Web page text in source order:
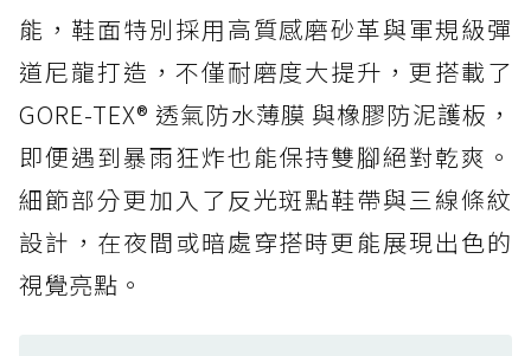
頂
防水鞋推薦 6. HOKA Stinson Evo GTX：越野
復刻厚底，GORE-TEX 防水與增高神器一次滿
防水鞋推薦 7. Timberland Motion Access：
黃靴同級頂級防水，輕量化工裝健走鞋雨天必備
防水鞋推薦 7. Timberland Motion Access：
黃靴同級頂級防水，輕量化工裝健走鞋雨天必備
能，鞋面特別採用高質感磨砂革與軍規級彈
道尼龍打造，不僅耐磨度大提升，更搭載了
GORE-TEX® 透氣防水薄膜 與橡膠防泥護板，
即便遇到暴雨狂炸也能保持雙腳絕對乾爽。
細節部分更加入了反光斑點鞋帶與三線條紋
設計，在夜間或暗處穿搭時更能展現出色的
視覺亮點。